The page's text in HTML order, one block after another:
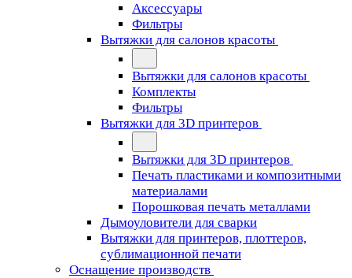
Аксессуары
Фильтры
Вытяжки для салонов красоты
Вытяжки для салонов красоты
Комплекты
Фильтры
Вытяжки для 3D принтеров
Вытяжки для 3D принтеров
Печать пластиками и композитными
материалами
Порошковая печать металлами
Дымоуловители для сварки
Вытяжки для принтеров, плоттеров,
сублимационной печати
Оснащение производств